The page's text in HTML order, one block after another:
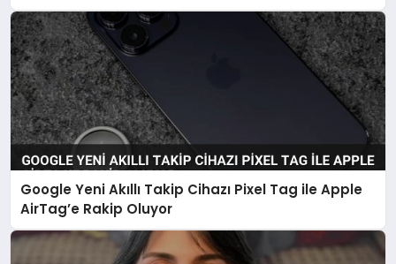
Google Yeni Akıllı Takip Cihazı Pixel Tag ile Apple
AirTag’e Rakip Oluyor